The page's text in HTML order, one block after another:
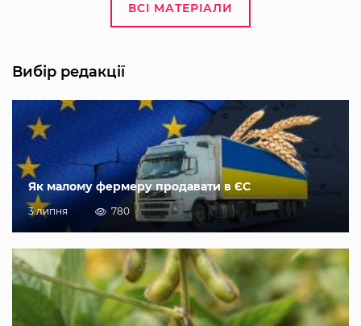
ВСІ МАТЕРІАЛИ
Вибір редакції
Як малому фермеру продавати в ЄС
3 липня 780